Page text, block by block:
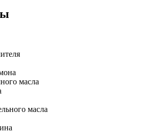
масла
масла